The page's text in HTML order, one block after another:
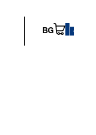
BG